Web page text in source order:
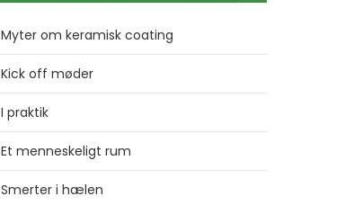
Myter om keramisk coating
Kick off møder
I praktik
Et menneskeligt rum
Smerter i hælen